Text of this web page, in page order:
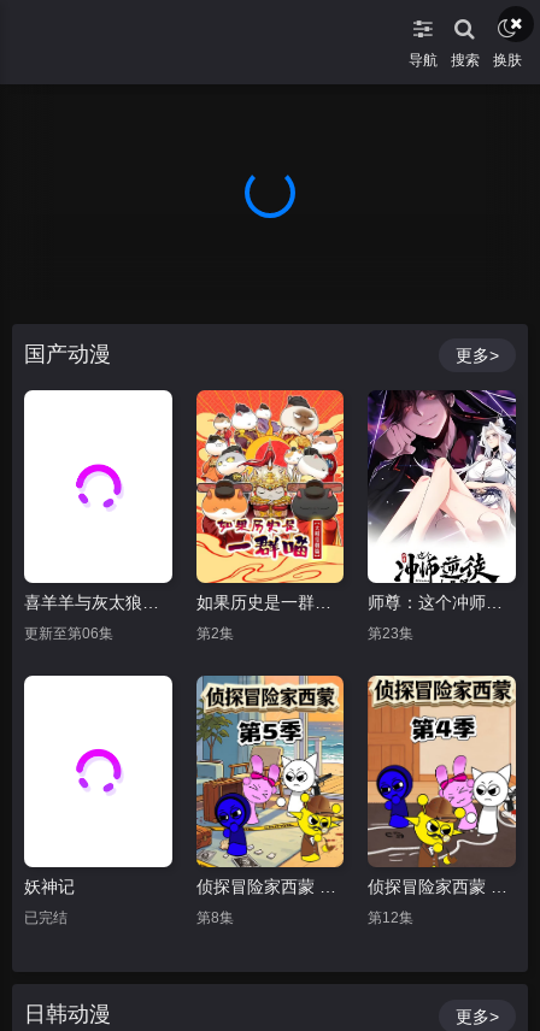
导航 搜索 换肤
国产动漫 更多>
更新至第06集
如果历史是一群喵 大明皇朝篇
第2集 第23集
妖神记
已完结
侦探冒险家西蒙 第5季
第8集
侦探冒险家西蒙 第四季
第12集
日韩动漫 更多>